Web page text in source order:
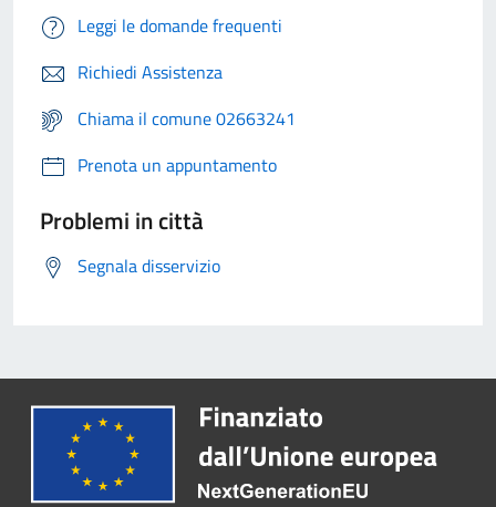
Leggi le domande frequenti
Richiedi Assistenza
Chiama il comune 02663241
Prenota un appuntamento
Problemi in città
Segnala disservizio